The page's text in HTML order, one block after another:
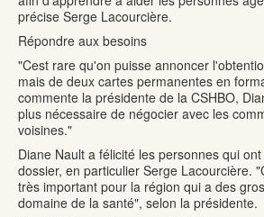
précise Serge Lacourcière.
Répondre aux besoins
"Cest rare qu'on puisse annoncer
mais de deux cartes permanentes en
commente la présidente de la CSHBO,
plus nécessaire de négocier avec les
voisines."
Diane Nault a félicité les personnes qui
dossier, en particulier Serge Lacourcière.
très important pour la région qui a des
domaine de la santé", selon la présidente.